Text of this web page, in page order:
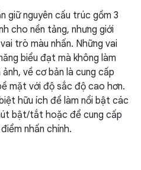
giữ nguyên cấu trúc gồm 3
cho nền tảng, nhưng giới
trò màu nhấn. Những vai
biểu đạt mà không làm
về cơ bản là cung cấp
mặt với độ sắc độ cao hơn.
hữu ích để làm nổi bật các
bật/tắt hoặc để cung cấp
nhấn chính.